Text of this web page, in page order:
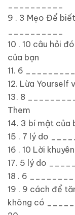
9 . 3 Mẹo Để
10 . 10 câu hỏi
của bạn
11. 6
12. Lừa Yourself
13. 8
Them
14. 3 bí mật của
15 . 7 lý do
16 . 10 Lời
17. 5 lý do
18 . 6
19 . 9 cách để
không có